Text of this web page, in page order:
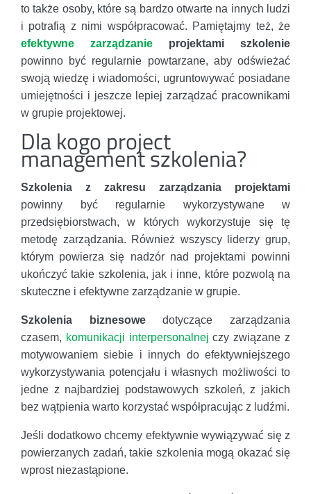
to także osoby, które są bardzo otwarte na innych ludzi
i potrafią z nimi współpracować. Pamiętajmy też, że
efektywne zarządzanie projektami szkolenie
powinno być regularnie powtarzane, aby odświeżać
swoją wiedzę i wiadomości, ugruntowywać posiadane
umiejętności i jeszcze lepiej zarządzać pracownikami
w grupie projektowej.
Dla kogo project
management szkolenia?
Szkolenia z zakresu zarządzania projektami
powinny być regularnie wykorzystywane w
przedsiębiorstwach, w których wykorzystuje się tę
metodę zarządzania. Również wszyscy liderzy grup,
którym powierza się nadzór nad projektami powinni
ukończyć takie szkolenia, jak i inne, które pozwolą na
skuteczne i efektywne zarządzanie w grupie.
Szkolenia biznesowedotyczące zarządzania
czasem, komunikacji interpersonalnej czy związane z
motywowaniem siebie i innych do efektywniejszego
wykorzystywania potencjału i własnych możliwości to
jedne z najbardziej podstawowych szkoleń, z jakich
bez wątpienia warto korzystać współpracując z ludźmi.
Jeśli dodatkowo chcemy efektywnie wywiązywać się z
powierzanych zadań, takie szkolenia mogą okazać się
wprost niezastąpione.